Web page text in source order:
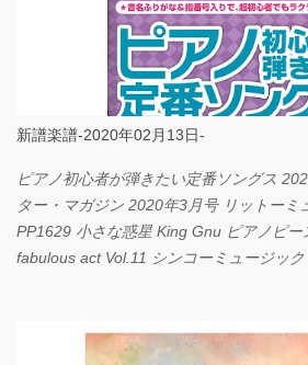
新譜楽譜-2020年02月13日-
ピアノ初心者が弾きたい定番ソングス
ター・マガジン 2020年3月号 リットー
PP1629 小さな惑星 King Gnu ピアノピ
fabulous act Vol.11 シンコーミュージッ